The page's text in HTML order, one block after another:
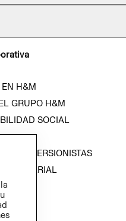
H&M
GRUPO H&M
SOCIAL
INVERSIONISTAS